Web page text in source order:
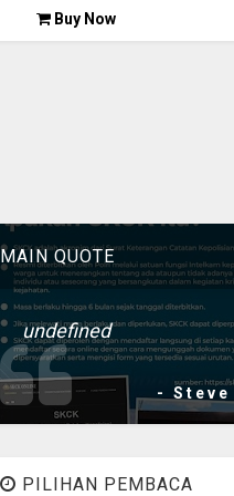
Buy Now
93.8 FM -
MAIN QUOTE
undefined
- Steve
PILIHAN PEMBACA